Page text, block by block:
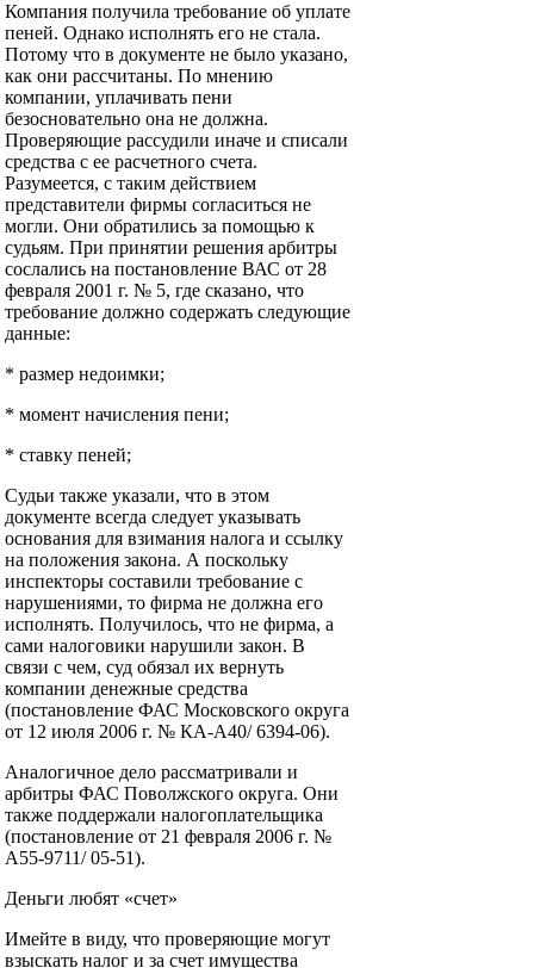
Компания получила требование об уплате
пеней. Однако исполнять его не стала.
Потому что в документе не было указано,
как они рассчитаны. По мнению
компании, уплачивать пени
безосновательно она не должна.
Проверяющие рассудили иначе и списали
средства с ее расчетного счета.
Разумеется, с таким действием
представители фирмы согласиться не
могли. Они обратились за помощью к
судьям. При принятии решения арбитры
сослались на постановление ВАС от 28
февраля 2001 г. № 5, где сказано, что
требование должно содержать следующие
данные:
* размер недоимки;
* момент начисления пени;
* ставку пеней;
Судьи также указали, что в этом
документе всегда следует указывать
основания для взимания налога и ссылку
на положения закона. А поскольку
инспекторы составили требование с
нарушениями, то фирма не должна его
исполнять. Получилось, что не фирма, а
сами налоговики нарушили закон. В
связи с чем, суд обязал их вернуть
компании денежные средства
(постановление ФАС Московского округа
от 12 июля 2006 г. № КА-А40/ 6394-06).
Аналогичное дело рассматривали и
арбитры ФАС Поволжского округа. Они
также поддержали налогоплательщика
(постановление от 21 февраля 2006 г. №
А55-9711/ 05-51).
Деньги любят «счет»
Имейте в виду, что проверяющие могут
взыскать налог и за счет имущества